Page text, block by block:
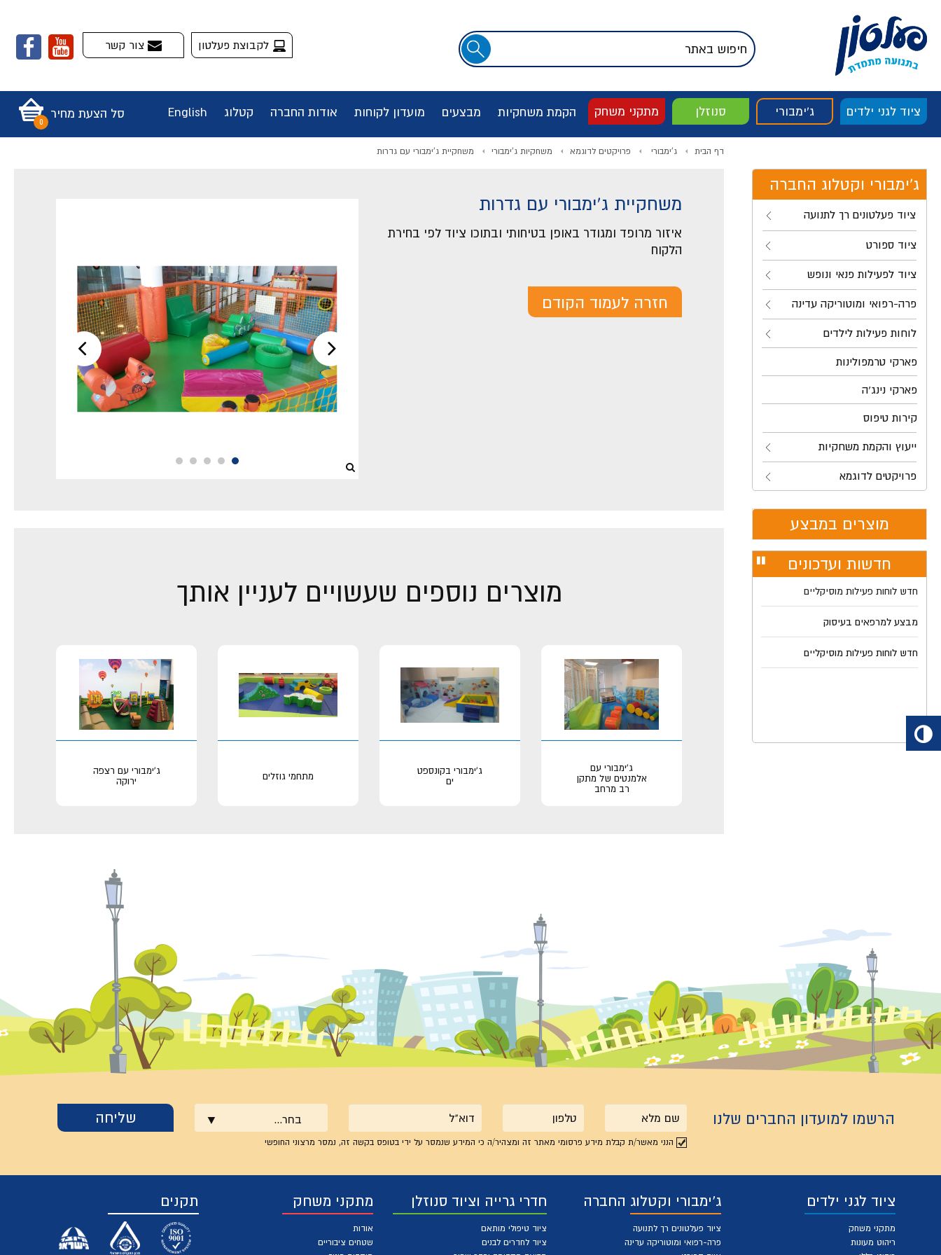
דלג לסרגל הניווט
דלג לתפריט ציוד
אודות החברה
דלג לסוף העמוד
חיפוש
לקבוצת פעלטון צור קשר
ציוד לגני ילדים ג'ימבורי סנוזלן מתקני משחק הקמת משחקיות מבצעים מועדון לקוחות אודות החברה קטלוג English סל הצעת מחיר
ג'ימבורי וקטלוג החברה
ציוד פעלטונים רך לתנועה
ציוד ספורט
ציוד לפעילות פנאי ונופש
פרה-רפואי ומוטוריקה עדינה
לוחות פעילות לילדים
פארקי טרמפולינות
פארקי נינג'ה
קירות טיפוס
ייעוץ והקמת משחקיות
פרויקטים לדוגמא
מוצרים במבצע
עצור
חדשות ועדכונים
חדש לוחות פעילות מוסיקליים
מבצע למרפאים בעיסוק
חדש לוחות פעילות מוסיקליים
דף הבית ג'ימבורי פרויקטים לדוגמא משחקיות ג'ימבורי משחקיית ג'ימבורי עם גדרות
משחקיית ג'ימבורי עם גדרות
איזור מרופד ומגודר באופן בטיחותי ובתוכו ציוד לפי בחירת
הלקוח
חזרה לעמוד הקודם
מוצרים נוספים שעשויים לעניין אותך
ג'ימבורי עם
אלמנטים של מתקן
רב מרחב
ג'ימבורי בקונספט
ים
מתחמי גוזלים
ג'ימבורי עם רצפה
ירוקה
הרשמו למועדון החברים שלנו
שם
בחר...
הנני מאשר/ת קבלת מידע פרסומי מאתר זה ומצהיר/ה כי המידע שנמסר על ידי בטופס בקשה זה, נמסר מרצוני החופשי
תקנים ציוד לגני ילדים
מתקני משחק
ריהוט מעונות
ג'ימבורי וקטלוג החברה
ציוד פעלטונים רך לתנועה
פרה-רפואי ומוטוריקה עדינה
חדרי גרייה וציוד סנוזלן
ציוד טיפולי מותאם
ציוד לחדרים לבנים
מתקני משחק
אודות
שטחים ציבוריים